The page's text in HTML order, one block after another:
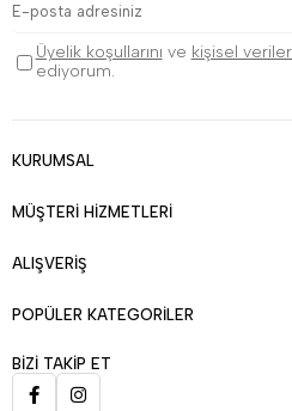
Üyelik koşullarını ve kişisel
ediyorum.
KURUMSAL
MÜŞTERİ HİZMETLERİ
ALIŞVERİŞ
POPÜLER KATEGORİLER
BİZİ TAKİP ET